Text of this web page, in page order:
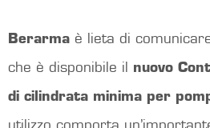
Berarma è lieta di
che è disponibile il nuovo
di cilindrata minima per
utilizzo comporta